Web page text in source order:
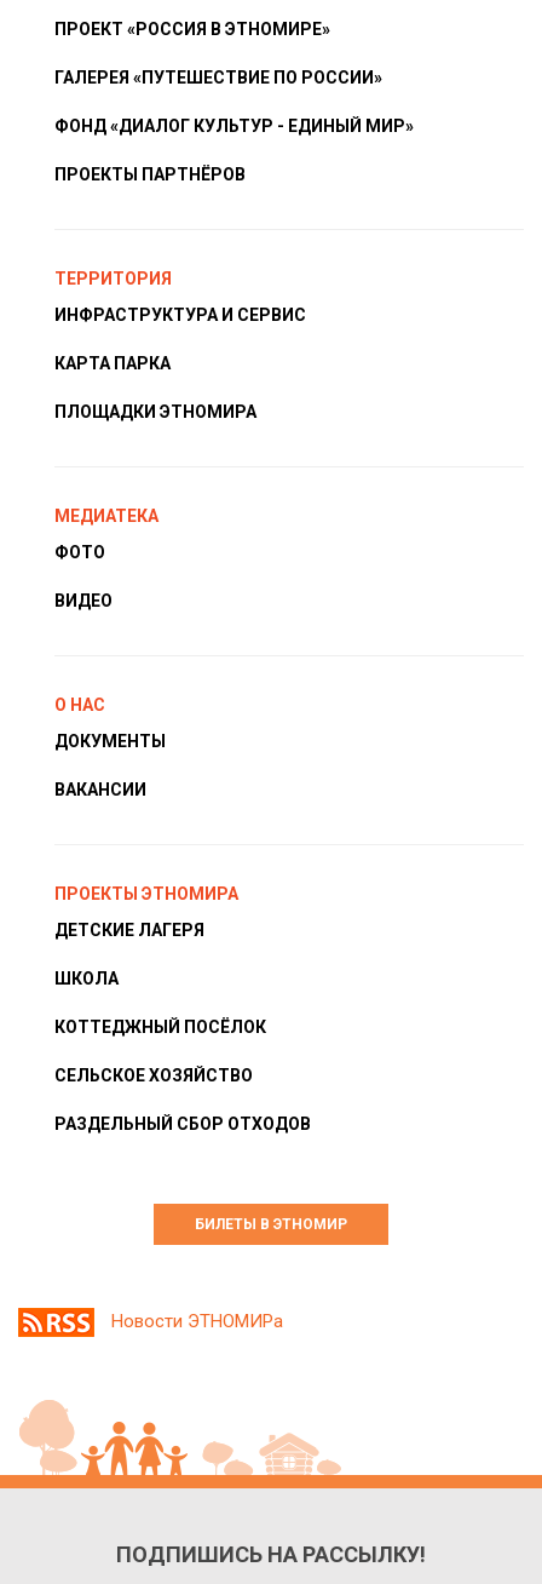
ПРОЕКТ «РОССИЯ В ЭТНОМИРЕ»
ГАЛЕРЕЯ «ПУТЕШЕСТВИЕ ПО РОССИИ»
ФОНД «ДИАЛОГ КУЛЬТУР - ЕДИНЫЙ МИР»
ПРОЕКТЫ ПАРТНЁРОВ
ТЕРРИТОРИЯ
ИНФРАСТРУКТУРА И СЕРВИС
КАРТА ПАРКА
ПЛОЩАДКИ ЭТНОМИРА
МЕДИАТЕКА
ФОТО
ВИДЕО
О НАС
ДОКУМЕНТЫ
ВАКАНСИИ
ПРОЕКТЫ ЭТНОМИРА
ДЕТСКИЕ ЛАГЕРЯ
ШКОЛА
КОТТЕДЖНЫЙ ПОСЁЛОК
СЕЛЬСКОЕ ХОЗЯЙСТВО
РАЗДЕЛЬНЫЙ СБОР ОТХОДОВ
БИЛЕТЫ В ЭТНОМИР
Новости ЭТНОМИРа
ПОДПИШИСЬ НА РАССЫЛКУ!